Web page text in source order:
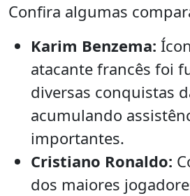
Confira algumas
Karim Benzema:
atacante francês foi
diversas conquistas
acumulando
importantes.
Cristiano Ronaldo:
dos maiores